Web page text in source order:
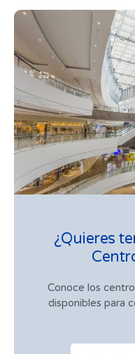
¿Quieres
Conoce los
disponibles para